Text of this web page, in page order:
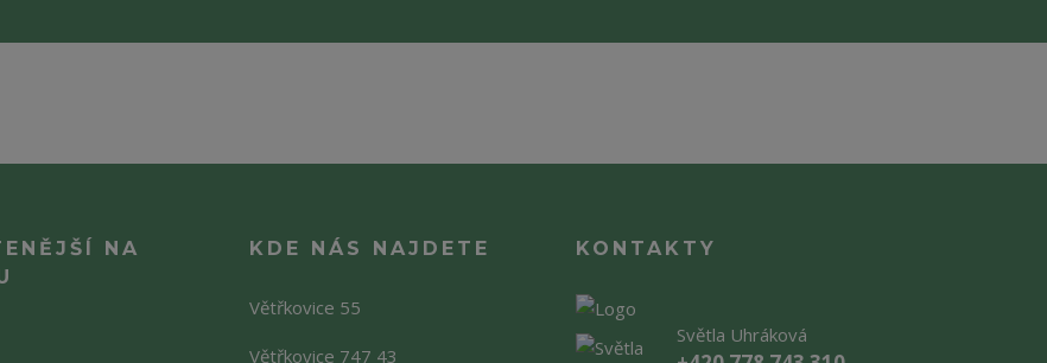
NA
KDE NÁS NAJDETE
Větřkovice 55
Větřkovice 747 43
KONTAKTY
Světla Uhráková